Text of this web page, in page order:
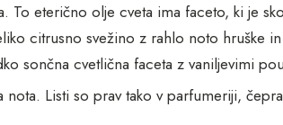
To eterično olje cveta ima faceto, ki je
citrusno svežino z rahlo noto hruške
sončna cvetlična faceta z vaniljevimi
nota. Listi so prav tako v parfumeriji,